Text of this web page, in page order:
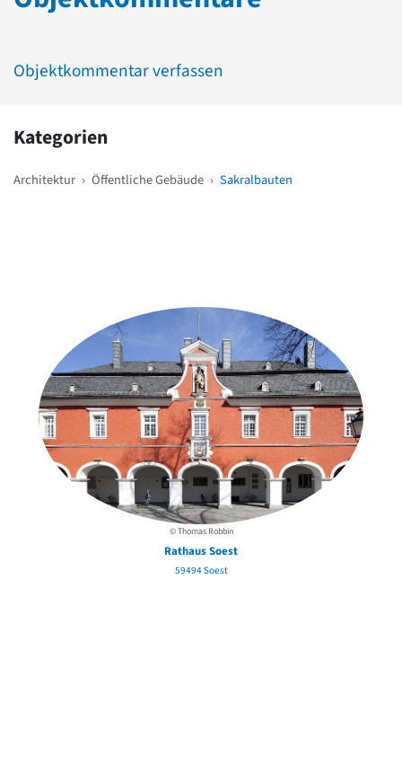
Objektkommentar verfassen
Kategorien
Architektur › Öffentliche Gebäude › Sakralbauten
© Thomas Robbin
Rathaus Soest
59494 Soest